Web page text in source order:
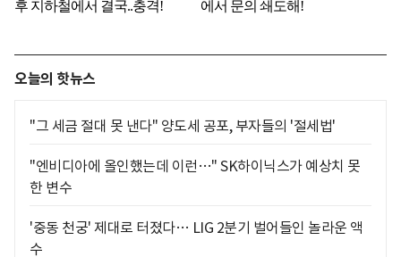
오늘의 핫뉴스
"그 세금 절대 못 낸다" 양도세 공포, 부자들의 '절세법'
"엔비디아에 올인했는데 이런…" SK하이닉스가 예상치 못
한 변수
'중동 천궁' 제대로 터졌다… LIG 2분기 벌어들인 놀라운 액
수